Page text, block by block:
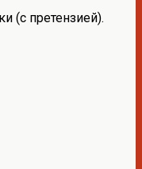
(с претензией).